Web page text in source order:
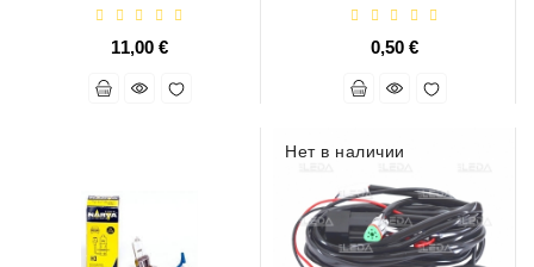
(ДТ 2 Контакта, 1 Выход)
11,00 € 0,50 €
Нет в наличии